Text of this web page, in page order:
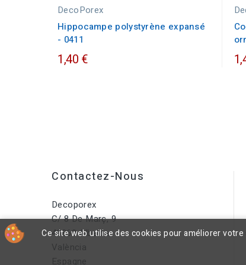
DecoPorex
Hippocampe polystyrène expansé
- 0411
1,40 €
Contactez-Nous
Decoporex
C/ 8 De Març, 9
46860 Albaida
València
Espagne
Ce site web utilise des cookies pour améliorer